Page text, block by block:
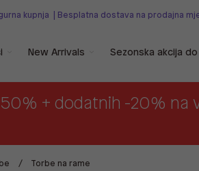
kupnja Besplatna dostava na prodajna
New Arrivals Sezonska akcija
50% + dodatnih -20% na
Torbe na rame